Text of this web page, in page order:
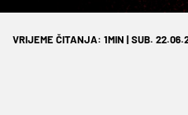
VRIJEME ČITANJA: 1MIN | SUB.